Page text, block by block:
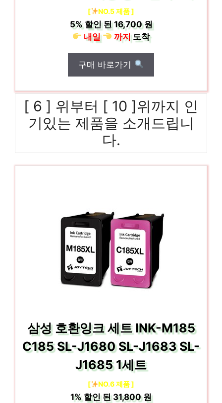
[ NO.5 제품 ]
5%할인 된16,700 원
내일
까지도착
구매 바로가기
[ 6 ] 위부터 [ 10 ]위까지 인
기있는 제품을 소개드립니
다.
삼성 호환잉크 세트 INK-M185
C185 SL-J1680 SL-J1683 SL-
J1685 1세트
[ NO.6 제품 ]
1%할인 된31,800 원